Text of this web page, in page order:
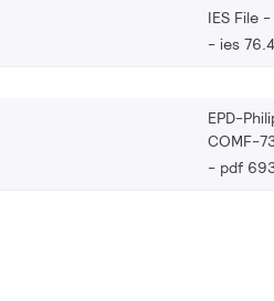
IES File
ies
EPD-
COMF-
pdf